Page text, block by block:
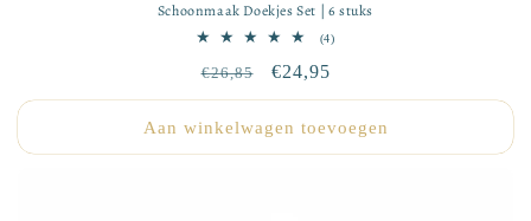
Schoonmaak Doekjes Set | 6 stuks
(4)4
Normale
prijs
€26,85 Aanbiedingsprijs
€24,95
Aan winkelwagen toevoegen